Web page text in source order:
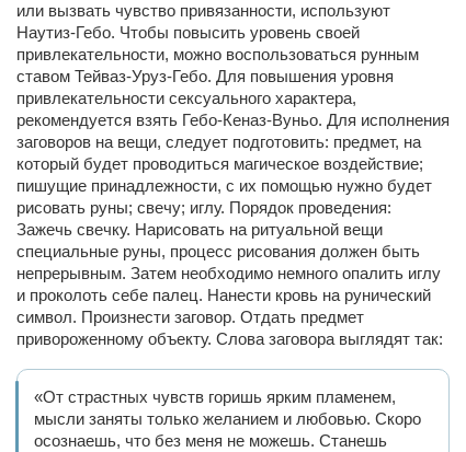
или вызвать чувство привязанности, используют
Наутиз-Гебо. Чтобы повысить уровень своей
привлекательности, можно воспользоваться рунным
ставом Тейваз-Уруз-Гебо. Для повышения уровня
привлекательности сексуального характера,
рекомендуется взять Гебо-Кеназ-Вуньо. Для исполнения
заговоров на вещи, следует подготовить: предмет, на
который будет проводиться магическое воздействие;
пишущие принадлежности, с их помощью нужно будет
рисовать руны; свечу; иглу. Порядок проведения:
Зажечь свечку. Нарисовать на ритуальной вещи
специальные руны, процесс рисования должен быть
непрерывным. Затем необходимо немного опалить иглу
и проколоть себе палец. Нанести кровь на рунический
символ. Произнести заговор. Отдать предмет
привороженному объекту. Слова заговора выглядят так:
«От страстных чувств горишь ярким пламенем,
мысли заняты только желанием и любовью. Скоро
осознаешь, что без меня не можешь. Станешь